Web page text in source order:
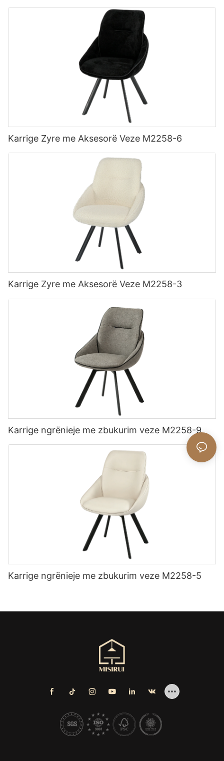
Karrige Zyre me Aksesorë Veze M2258-6
Karrige Zyre me Aksesorë Veze M2258-3
Karrige ngrënieje me zbukurim veze M2258-9
Karrige ngrënieje me zbukurim veze M2258-5